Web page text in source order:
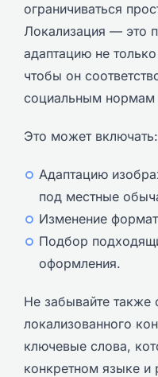
ограничиваться
Локализация — это
адаптацию не
чтобы он
социальным нормам
Это может включать:
Aдаптацию
под местные
Изменение
Подбор
оформления.
Не забывайте также
локализованного
ключевые слова,
конкретном языке и